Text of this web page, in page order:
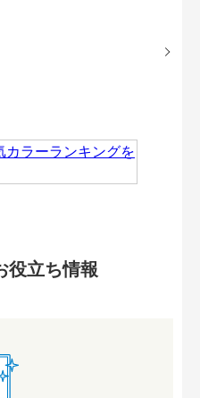
役立ち情報